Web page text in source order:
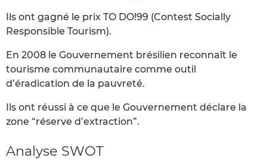
Ils ont gagné le prix TO DO!99 (Contest Socially
Responsible Tourism).
En 2008 le Gouvernement brésilien reconnaît le
tourisme communautaire comme outil
d’éradication de la pauvreté.
Ils ont réussi à ce que le Gouvernement déclare la
zone “réserve d’extraction”.
Analyse SWOT